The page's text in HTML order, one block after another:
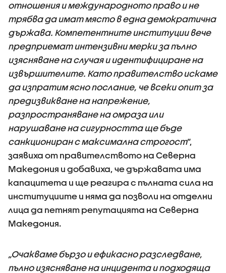
отношения и международното право и не
трябва да имат място в една демократична
държава. Компетентните институции вече
предприемат интензивни мерки за пълно
изясняване на случая и идентифициране на
извършителите. Като правителство искаме
да изпратим ясно послание, че всеки опит за
предизвикване на напрежение,
разпространяване на омраза или
нарушаване на сигурността ще бъде
санкциониран с максимална строгост“,
заявиха от правителството на Северна
Македония и добавиха, че държавата има
капацитета и ще реагира с пълната сила на
институциите и няма да позволи на отделни
лица да петнят репутацията на Северна
Македония.
„Очакваме бързо и ефикасно разследване,
пълно изясняване на инцидента и подходяща